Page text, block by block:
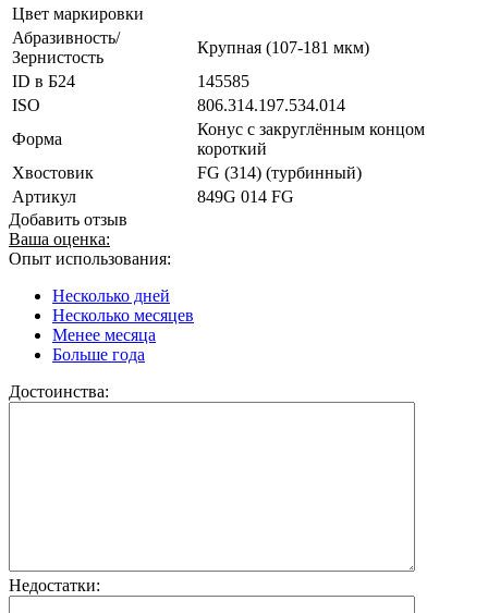
Цвет маркировки
Абразивность/
Зернистость
Крупная (107-181 мкм)
ID в Б24
145585
ISO
806.314.197.534.014
Форма
Конус с закруглённым концом
короткий
Хвостовик
FG (314) (турбинный)
Артикул
849G 014 FG
Добавить отзыв
Ваша оценка:
Опыт использования:
Несколько дней
Несколько месяцев
Менее месяца
Больше года
Достоинства:
Недостатки: